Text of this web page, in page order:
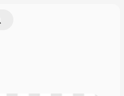
par image